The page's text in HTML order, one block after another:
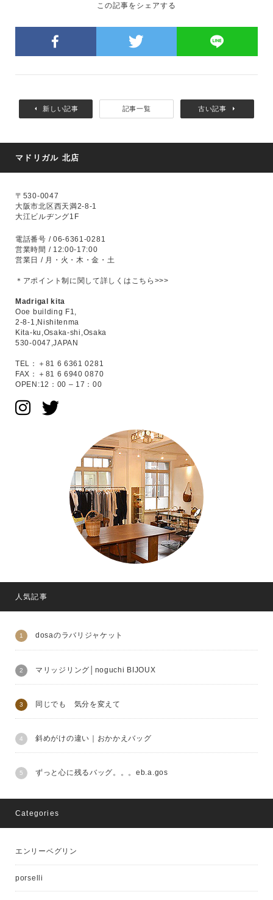
この記事をシェアする
新しい記事 記事一覧 古い記事
マドリガル 北店
〒530-0047
大阪市北区西天満2-8-1
大江ビルヂング1F
電話番号 / 06-6361-0281
営業時間 / 12:00-17:00
営業日 / 月・火・木・金・土
＊アポイント制に関して詳しくはこちら>>>
Madrigal kita
Ooe building F1,
2-8-1,Nishitenma
Kita-ku,Osaka-shi,Osaka
530-0047,JAPAN
TEL：＋81 6 6361 0281
FAX：＋81 6 6940 0870
OPEN:12：00 – 17：00
人気記事
dosaのラバリジャケット
マリッジリング│noguchi BIJOUX
同じでも 気分を変えて
斜めがけの違い｜おかかえバッグ
ずっと心に残るバッグ。。。eb.a.gos
Categories
エンリーベグリン
porselli